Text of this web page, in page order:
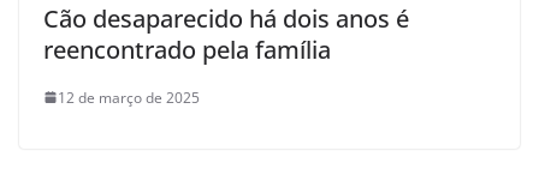
Cão desaparecido há dois anos é
reencontrado pela família
12 de março de 2025